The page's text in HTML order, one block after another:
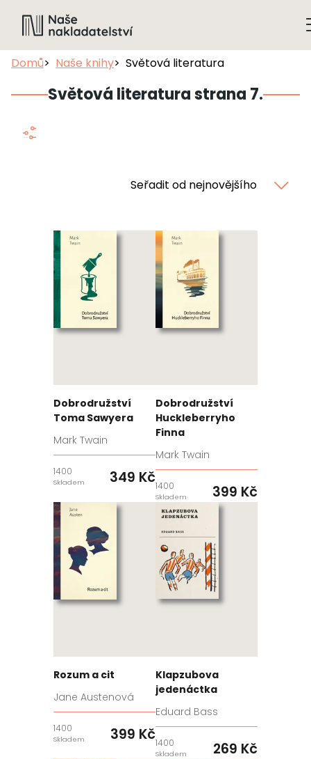
Domů Naše knihy Světová literatura
Světová literatura strana 7.
Seřadit od nejnovějšího
Dobrodružství
Toma Sawyera
Mark Twain
1400
Skladem 349 Kč
Dobrodružství
Huckleberryho
Finna
Mark Twain
1400
Skladem 399 Kč
Rozum a cit
Jane Austenová
1400
Skladem 399 Kč
Klapzubova
jedenáctka
Eduard Bass
1400
Skladem 269 Kč